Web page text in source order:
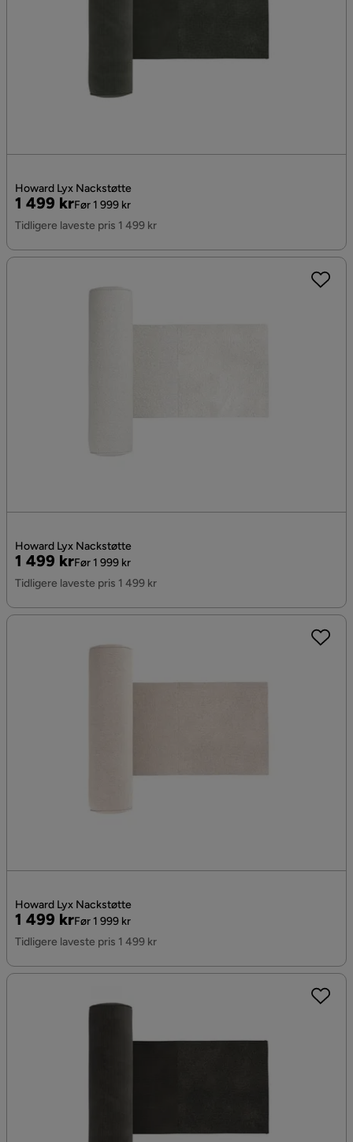
Howard Lyx Nackstøtte
Pris
1 499 kr
Original
Pris
Før 1 999 kr
Tidligere laveste pris 1 499 kr
Howard Lyx Nackstøtte
Pris
1 499 kr
Original
Pris
Før 1 999 kr
Tidligere laveste pris 1 499 kr
Howard Lyx Nackstøtte
Pris
1 499 kr
Original
Pris
Før 1 999 kr
Tidligere laveste pris 1 499 kr